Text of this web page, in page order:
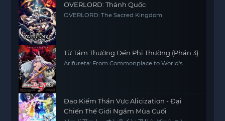
OVERLORD: Thánh Quốc
OVERLORD: The Sacred Kingdom
Từ Tầm Thường Đến Phi Thường (Phần 3)
Arifureta: From Commonplace to World's
Đao Kiếm Thần Vực Alicization - Đại
Chiến Thế Giới Ngầm Mùa Cuối